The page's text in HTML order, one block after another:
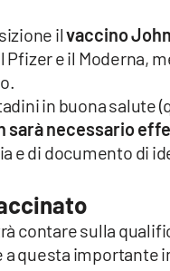
ilvaccino
e il Moderna,
in buona salute
sarà necessario
e di documento di
contare sulla
questa importante